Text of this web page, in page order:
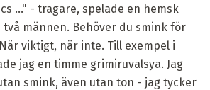
..." - tragare, spelade en hemsk
männen. Behöver du smink för
viktigt, när inte. Till exempel i
jag en timme grimiruvalsya. Jag
smink, även utan ton - jag tycker